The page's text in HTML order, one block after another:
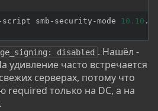
smb-security-mode 10.10
disabled . Нашёл -
удивление часто встречается
серверах, потому что
required только на DC, а на